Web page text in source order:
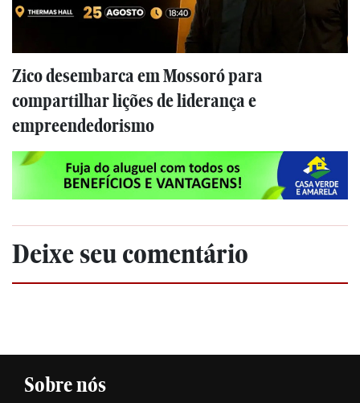
Zico desembarca em Mossoró para
compartilhar lições de liderança e
empreendedorismo
Deixe seu comentário
Sobre nós